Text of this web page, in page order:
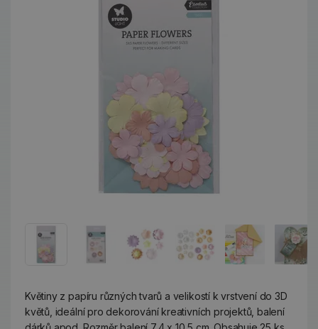
Květiny z papíru různých tvarů a velikostí k vrstvení do 3D
květů, ideální pro dekorování kreativních projektů, balení